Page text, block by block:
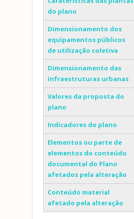
do plano
Dimensionamento dos
equipamentos públicos
de utilização coletiva
Dimensionamento das
infraestruturas urbanas
Valores da proposta do
plano
Indicadores do plano
Elementos ou parte de
elementos do conteúdo
documental do Plano
afetados pela alteração
Conteúdo material
afetado pela alteração